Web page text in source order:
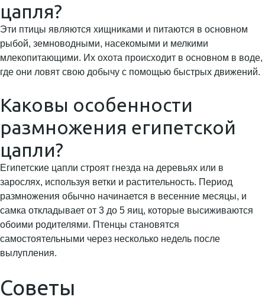
цапля?
Эти птицы являются хищниками и питаются в основном
рыбой, земноводными, насекомыми и мелкими
млекопитающими. Их охота происходит в основном в воде,
где они ловят свою добычу с помощью быстрых движений.
Каковы особенности
размножения египетской
цапли?
Египетские цапли строят гнезда на деревьях или в
зарослях, используя ветки и растительность. Период
размножения обычно начинается в весенние месяцы, и
самка откладывает от 3 до 5 яиц, которые высиживаются
обоими родителями. Птенцы становятся
самостоятельными через несколько недель после
вылупления.
Советы